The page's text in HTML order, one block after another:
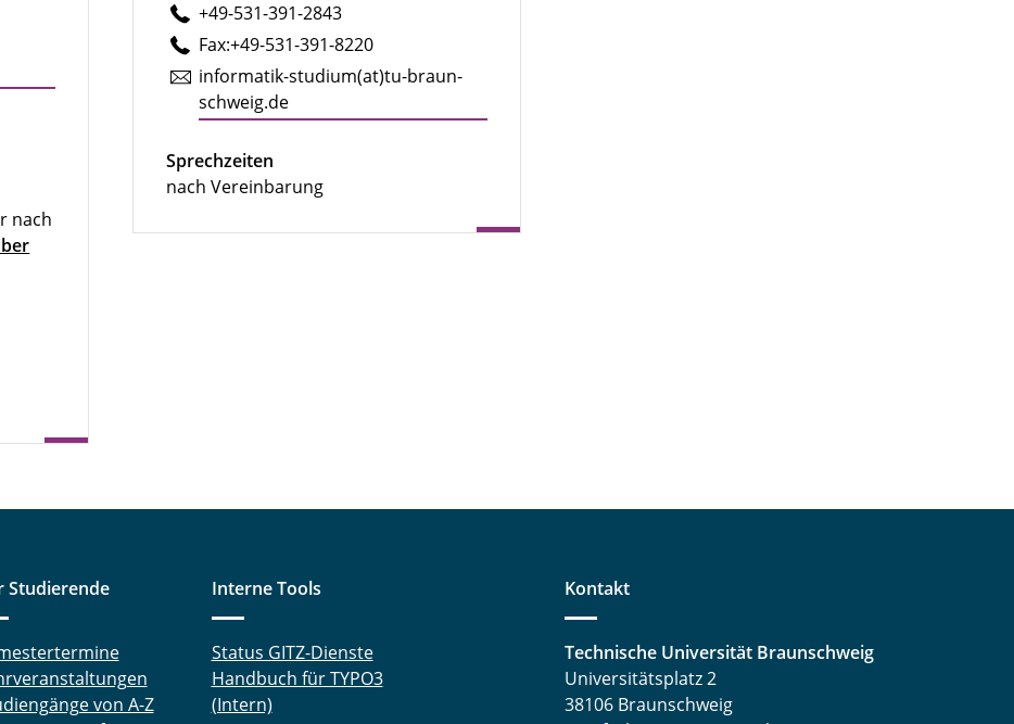
nach
+49-531-391-2843
Fax:+49-531-391-8220
in­for­ma­tik-studium(at)tu-braun­
schweig.de
Sprechzeiten
nach Vereinbarung
Studierende
von A-Z
Interne Tools
Status GITZ-Dienste
Handbuch für TYPO3
(Intern)
Kontakt
Technische Universität Braunschweig
Universitätsplatz 2
38106 Braunschweig